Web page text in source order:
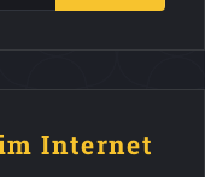
Internet